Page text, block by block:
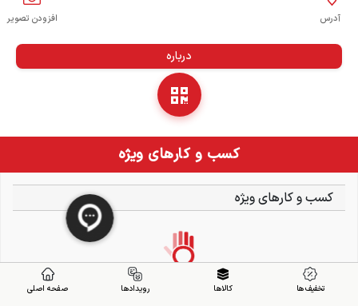
آدرس افزودن تصویر
درباره
کسب و کارهای ویژه
کسب و کارهای ویژه
تخفیف ها کالاها رویدادها صفحه اصلی